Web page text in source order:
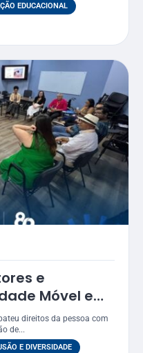
EDUCACIONAL
e
Móvel em
inclusivas e
direitos da pessoa com
de...
E DIVERSIDADE